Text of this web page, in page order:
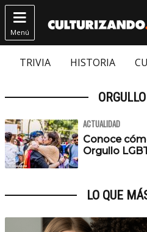

Menú
TRIVIA HISTORIA
ACTUALIDAD
Conoce
Orgullo
LO QUE